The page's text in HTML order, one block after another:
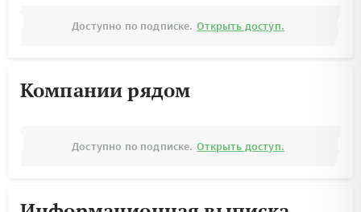
Доступно по подписке. Открыть доступ.
Компании рядом
Доступно по подписке. Открыть доступ.